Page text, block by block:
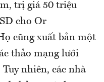
trị giá 50 triệu
cho Or
cũng xuất bản một
thảo mạng lưới
nhiên, các nhà